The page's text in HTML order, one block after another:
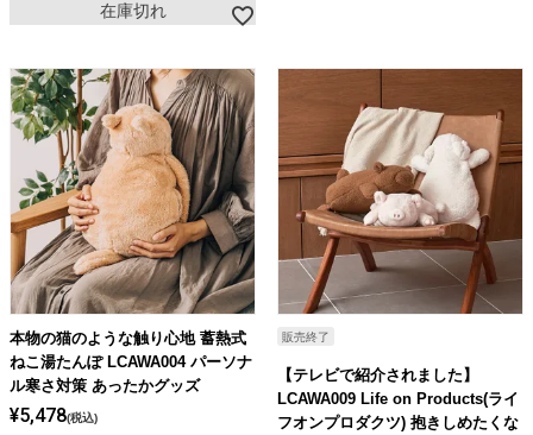
アウトレット
在庫切れ
本物の猫のような触り心地 蓄熱式
ねこ湯たんぽ LCAWA004 パーソナ
ル寒さ対策 あったかグッズ
¥5,478 税込
販売終了
【テレビで紹介されました】
LCAWA009 Life on Products(ライ
フオンプロダクツ) 抱きしめたくな